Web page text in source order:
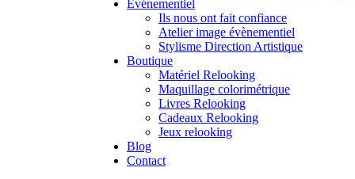
Événementiel
Ils nous ont fait confiance
Atelier image évènementiel
Stylisme Direction Artistique
Boutique
Matériel Relooking
Maquillage colorimétrique
Livres Relooking
Cadeaux Relooking
Jeux relooking
Blog
Contact